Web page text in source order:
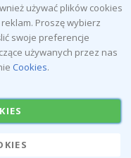
używać plików cookies
Proszę wybierz
swoje preferencje
używanych przez nas
Cookies.